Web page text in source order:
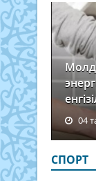
04
СПОРТ